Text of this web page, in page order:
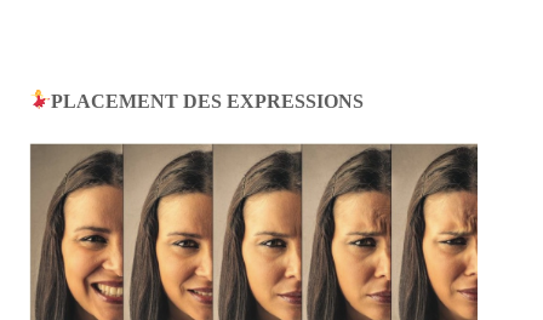
PLACEMENT DES EXPRESSIONS